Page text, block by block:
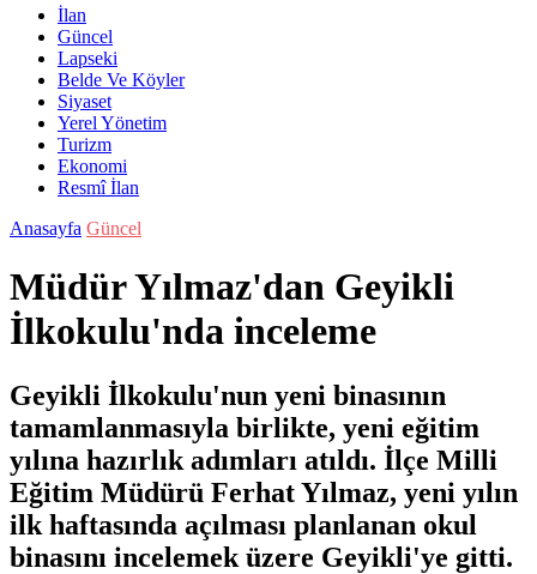
İlan
Güncel
Lapseki
Belde Ve Köyler
Siyaset
Yerel Yönetim
Turizm
Ekonomi
Resmî İlan
Anasayfa Güncel
Müdür Yılmaz'dan Geyikli
İlkokulu'nda inceleme
Geyikli İlkokulu'nun yeni binasının
tamamlanmasıyla birlikte, yeni eğitim
yılına hazırlık adımları atıldı. İlçe Milli
Eğitim Müdürü Ferhat Yılmaz, yeni yılın
ilk haftasında açılması planlanan okul
binasını incelemek üzere Geyikli'ye gitti.